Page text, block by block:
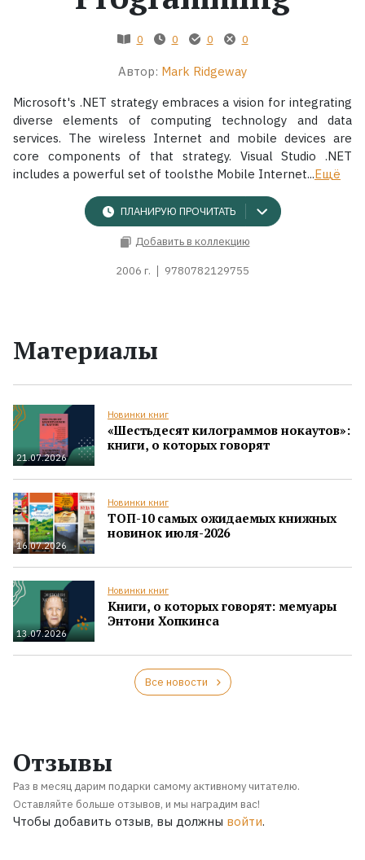
Экранизации
Коллекции
0 0 0 0
Автор: Mark Ridgeway
Microsoft's .NET strategy embraces a vision for integrating
diverse elements of computing technology and data
services. The wireless Internet and mobile devices are
core components of that strategy. Visual Studio .NET
includes a powerful set of toolsthe Mobile Internet...Ещё
ПЛАНИРУЮ ПРОЧИТАТЬ
Добавить в коллекцию
2006 г. 9780782129755
Материалы
21.07.2026
Новинки книг
«Шестьдесят килограммов нокаутов»:
книги, о которых говорят
16.07.2026
Новинки книг
ТОП-10 самых ожидаемых книжных
новинок июля-2026
13.07.2026
Новинки книг
Книги, о которых говорят: мемуары
Энтони Хопкинса
Все новости
Отзывы
Раз в месяц дарим подарки самому активному читателю.
Оставляйте больше отзывов, и мы наградим вас!
Чтобы добавить отзыв, вы должны войти.